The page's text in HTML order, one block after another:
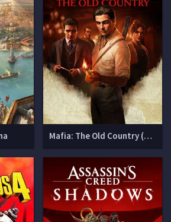
Mafia: The Old Country (Мафия 4)